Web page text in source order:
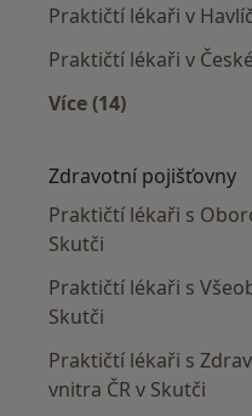
Praktičtí lékaři v
Praktičtí lékaři v
Více (14)
Zdravotní pojišťovny
Praktičtí lékaři s
Skutči
Praktičtí lékaři s
Skutči
Praktičtí lékaři s
vnitra ČR v Skutči